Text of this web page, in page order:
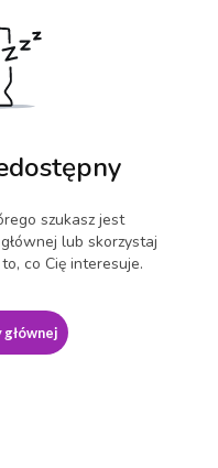
szukasz jest
lub skorzystaj
co Cię interesuje.